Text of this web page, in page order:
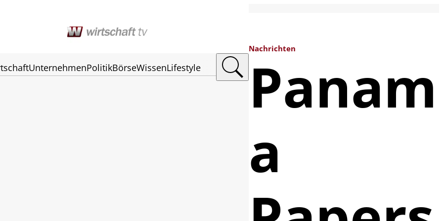
UnternehmenPolitikBörseWissenLifestyle
Nachrichten
Panam
a